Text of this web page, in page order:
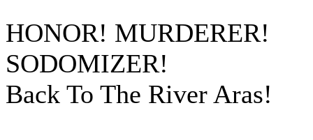
HONOR! MURDERER!
SODOMIZER!
Back To The River Aras!